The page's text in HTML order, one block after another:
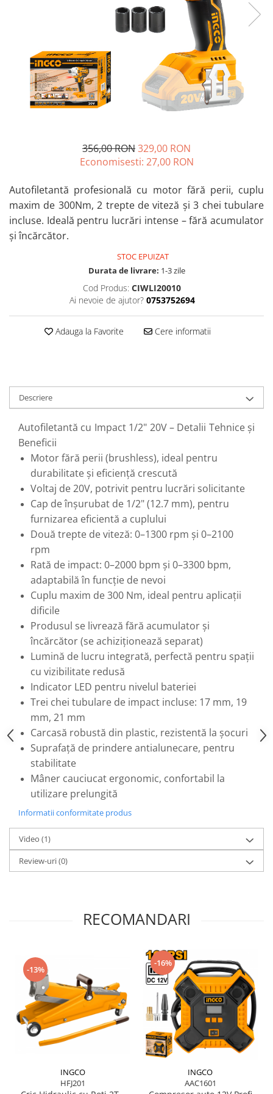
Nivele cu bulă
Nivelă laser
Picamere
Polizoare unghiulare
Drujbă
Accesorii pentru drujbă
Echipamente de protecție
Foarfece tablă
Grătare și accesorii
Instalații sanitare
Lampi
Mașină de tocat carne
Mori electrice
Pistol pentru vopsit
Pompă, hidrofor
Hidrofoare
Prelungitoare
Accesorii rindele
Scule electrice
Accesorii pentru polizor
Accesorii scule electrice
Compresoare aer
Fierastrau sabie
Fierăstrău circular
Flexuri
Mixere mortar
Motoare electrice
Pistoale de bătut cuie
Polizoare
Seturi aparate electrice
Testere electrice
Unelte multifuncționale
Vibratoare pentru beton
Scule manuale
Aparate de Tăiat Gresie
Briceag multifuncțional
Ciocan
Clești
Dălți pentru Lemn
Menghine
Scule pentru Gresie și Sticlă
Scule pentru grădină
Suflantă frunze
Suporturi laptop
Unelte pentru altoit
Unelte pentru grădină
Greble
Motoforeze și Burghie de Pământ
Ventilatoare
356,00 RON329,00 RON
Economisesti: 27,00 RON
Autofiletantă profesională cu motor fără perii, cuplu
maxim de 300Nm, 2 trepte de viteză și 3 chei tubulare
incluse. Ideală pentru lucrări intense – fără acumulator
și încărcător.
STOC EPUIZAT
Durata de livrare: 1-3 zile
Cod Produs: CIWLI20010
Ai nevoie de ajutor? 0753752694
Adauga la Favorite Cere informatii
Descriere
Autofiletantă cu Impact 1/2" 20V – Detalii Tehnice și
Beneficii
Motor fără perii (brushless), ideal pentru
durabilitate și eficiență crescută
Voltaj de 20V, potrivit pentru lucrări solicitante
Cap de înșurubat de 1/2" (12.7 mm), pentru
furnizarea eficientă a cuplului
Două trepte de viteză: 0–1300 rpm și 0–2100
rpm
Rată de impact: 0–2000 bpm și 0–3300 bpm,
adaptabilă în funcție de nevoi
Cuplu maxim de 300 Nm, ideal pentru aplicații
dificile
Produsul se livrează fără acumulator și
încărcător (se achiziționează separat)
Lumină de lucru integrată, perfectă pentru spații
cu vizibilitate redusă
Indicator LED pentru nivelul bateriei
Trei chei tubulare de impact incluse: 17 mm, 19
mm, 21 mm
Carcasă robustă din plastic, rezistentă la șocuri
Suprafață de prindere antialunecare, pentru
stabilitate
Mâner cauciucat ergonomic, confortabil la
utilizare prelungită
Informatii conformitate produs
Video (1)
Review-uri(0)
RECOMANDARI
-13%
INGCO
HFJ201
-16%
INGCO
AAC1601